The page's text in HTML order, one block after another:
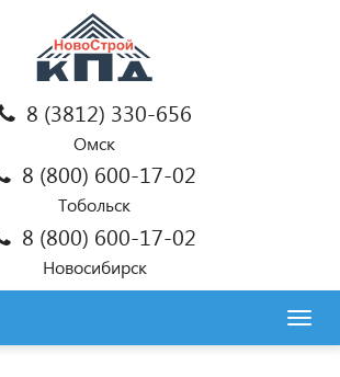
8 (3812) 330-656
Омск
8 (800) 600-17-02
Тобольск
8 (800) 600-17-02
Новосибирск